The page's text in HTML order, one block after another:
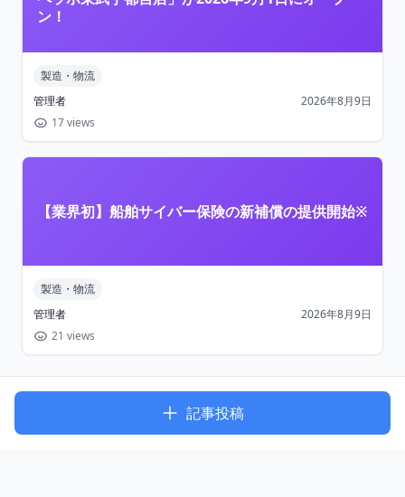
ン！
製造・物流
管理者
2026年8月9日
17 views
【業界初】船舶サイバー保険の新補償の提供開始※
製造・物流
管理者
2026年8月9日
21 views
記事投稿